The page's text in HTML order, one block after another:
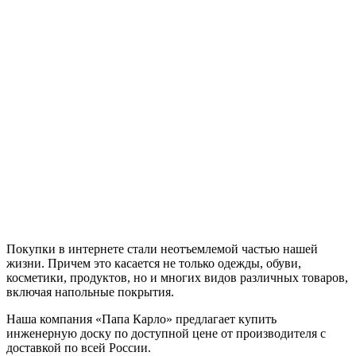
Покупки в интернете стали неотъемлемой частью нашей
жизни. Причем это касается не только одежды, обуви,
косметики, продуктов, но и многих видов различных товаров,
включая напольные покрытия.
Наша компания «Папа Карло» предлагает купить
инженерную доску по доступной цене от производителя с
доставкой по всей России.